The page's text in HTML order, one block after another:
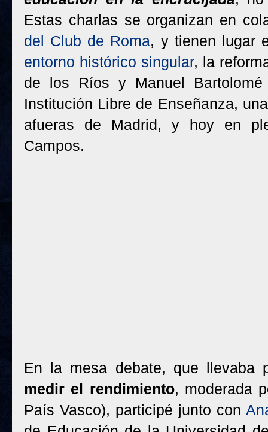
Estas charlas se organizan en
del Club de Roma, y tienen lugar
entorno histórico singular, la
de los Ríos y Manuel
Institución Libre de Enseñanza,
afueras de Madrid, y hoy en
Campos.
En la mesa debate, que llevaba
medir el rendimiento, moderada
País Vasco), participé junto con